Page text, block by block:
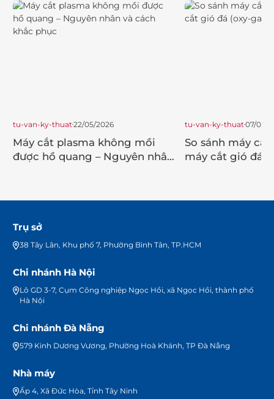
tu-van-ky-thuat22/05/2026
Máy cắt plasma không mồi
được hồ quang – Nguyên nhân
tu-van-ky-thuat07/04/
So sánh máy cắt
máy cắt gió đá
Trụ sở
38 Tây Lân, Khu phố 7, Phường Bình Tân, TP.HCM
Chi nhánh Hà Nội
Lô GD 3-7, Cụm Công nghiệp Ngọc Hồi, xã Ngọc Hồi, thành phố
Hà Nội
Chi nhánh Đà Nẵng
579 Kinh Dương Vương, Phường Hoà Khánh, TP Đà Nẵng
Nhà máy
Ấp 4, Xã Đức Hòa, Tỉnh Tây Ninh